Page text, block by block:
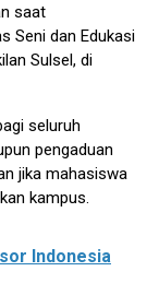
saat
Seni dan Edukasi
Sulsel, di
seluruh
pengaduan
jika mahasiswa
kampus.
Indonesia